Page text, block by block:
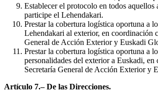
Establecer el protocolo en todos aquellos
participe el Lehendakari.
Prestar la cobertura logística oportuna a
Lehendakari al exterior, en coordinación
General de Acción Exterior y Euskadi
Prestar la cobertura logística oportuna a
personalidades del exterior a Euskadi,
Secretaría General de Acción Exterior y
Artículo 7.– De las Direcciones.